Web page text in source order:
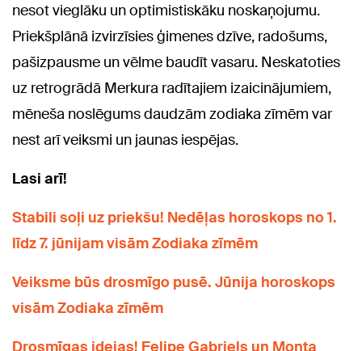
nesot vieglāku un optimistiskāku noskaņojumu.
Priekšplānā izvirzīsies ģimenes dzīve, radošums,
pašizpausme un vēlme baudīt vasaru. Neskatoties
uz retrogrādā Merkura radītajiem izaicinājumiem,
mēneša noslēgums daudzām zodiaka zīmēm var
nest arī veiksmi un jaunas iespējas.
Lasi arī!
Stabili soļi uz priekšu! Nedēļas horoskops no 1.
līdz 7. jūnijam visām Zodiaka zīmēm
Veiksme būs drosmīgo pusē. Jūnija horoskops
visām Zodiaka zīmēm